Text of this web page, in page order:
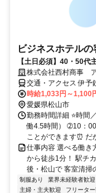
ビジネスホテル
【土日必須】40・50代
株式会社西村商事
交通・アクセス 伊予
時給1,033円～1,100
愛媛県松山市
勤務時間詳細 ⭐時間
働4.5時間） ➁10：
ことができます⏰ だ
仕事内容 選べる働き
から徒歩1分！ 駅チ
後・松山で 客室清掃
制服あり 業界未経験者歓迎
主婦・主夫歓迎
フリータ